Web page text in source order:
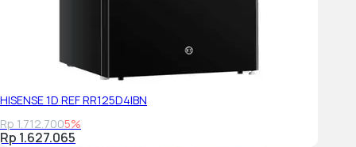
HISENSE 1D REF RR125D4IBN
Rp 1.712.7005%
Rp 1.627.065